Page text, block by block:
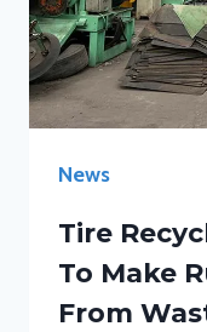
News
Tire
To Make
From